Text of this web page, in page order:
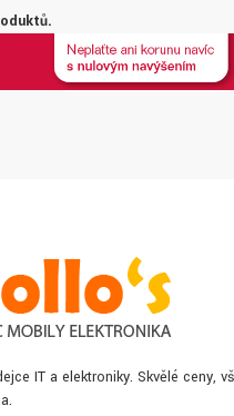
IT a elektroniky. Skvělé ceny,